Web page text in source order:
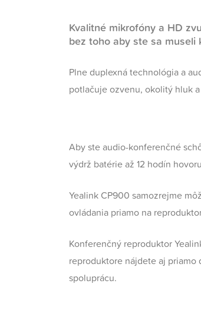
Kvalitné mikrofóny a HD
bez toho aby ste sa
Plne duplexná technológia a
potlačuje ozvenu, okolitý hluk
Aby ste audio-konferenčné
výdrž batérie až 12 hodín
Yealink CP900 samozrejme
ovládania priamo na
Konferenčný reproduktor
reproduktore nájdete aj
spoluprácu.